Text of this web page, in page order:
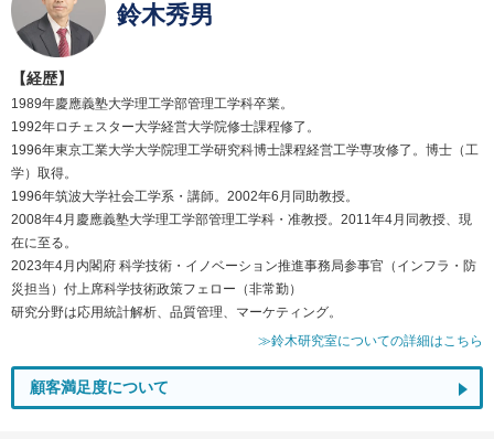
鈴木秀男
【経歴】
1989年慶應義塾大学理工学部管理工学科卒業。
1992年ロチェスター大学経営大学院修士課程修了。
1996年東京工業大学大学院理工学研究科博士課程経営工学専攻修了。博士（工
学）取得。
1996年筑波大学社会工学系・講師。2002年6月同助教授。
2008年4月慶應義塾大学理工学部管理工学科・准教授。2011年4月同教授、現
在に至る。
2023年4月内閣府 科学技術・イノベーション推進事務局参事官（インフラ・防
災担当）付上席科学技術政策フェロー（非常勤）
研究分野は応用統計解析、品質管理、マーケティング。
≫鈴木研究室についての詳細はこちら
顧客満足度について